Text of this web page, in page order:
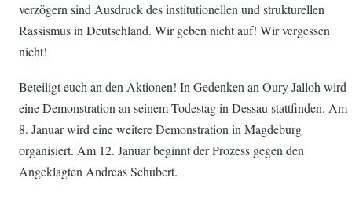
verzögern sind Ausdruck des institutionellen und strukturellen
Rassismus in Deutschland. Wir geben nicht auf! Wir vergessen
nicht!
Beteiligt euch an den Aktionen! In Gedenken an Oury Jalloh wird
eine Demonstration an seinem Todestag in Dessau stattfinden. Am
8. Januar wird eine weitere Demonstration in Magdeburg
organisiert. Am 12. Januar beginnt der Prozess gegen den
Angeklagten Andreas Schubert.